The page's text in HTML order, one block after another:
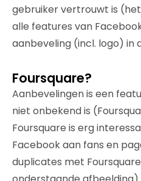
gebruiker vertrouwt is (het
alle features van
aanbeveling (incl. logo) in
Foursquare?
Aanbevelingen is een
niet onbekend is
Foursquare is erg
Facebook aan fans en
duplicates met